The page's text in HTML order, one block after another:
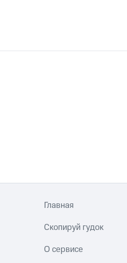
Главная
Скопируй гудок
О сервисе